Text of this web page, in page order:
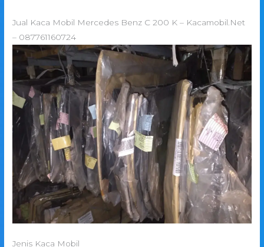
Jual Kaca Mobil Mercedes Benz C 200 K – Kacamobil.Net
– 087761160724
Jenis Kaca Mobil